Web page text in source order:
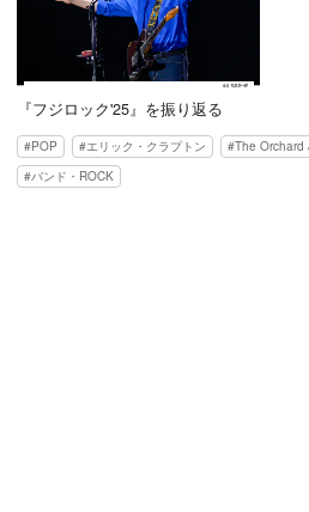
『フジロック'25』を振り返る
POP エリック・クラプトン The Orchard
バンド・ROCK